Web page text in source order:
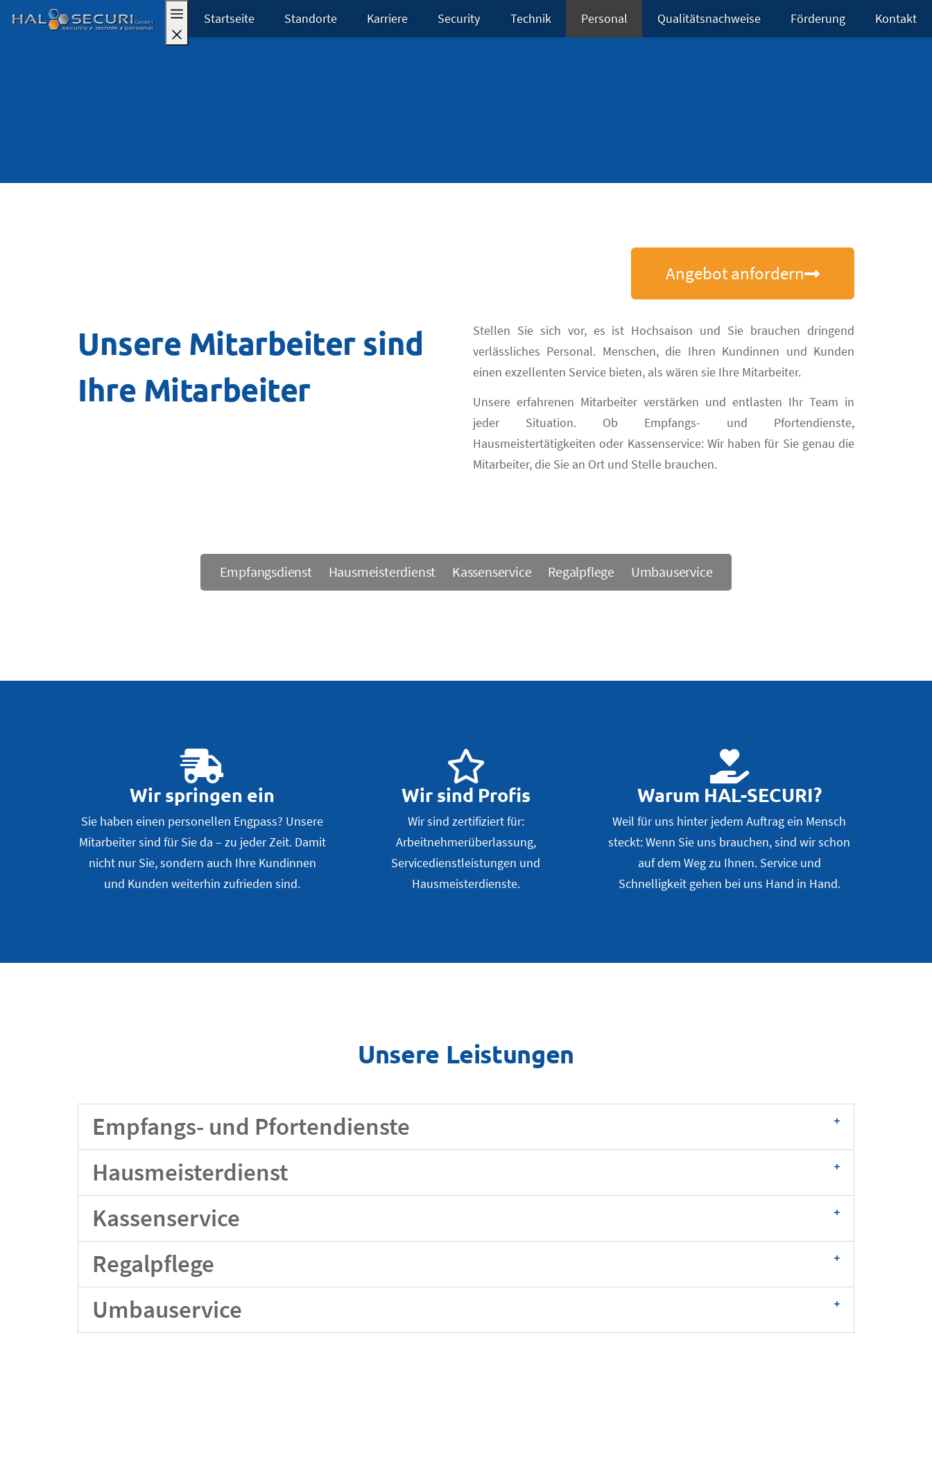
Startseite Standorte Karriere Security Technik Personal Qualitätsnachweise Förderung Kontakt
Angebot anfordern
Unsere Mitarbeiter sind
Ihre Mitarbeiter
Stellen Sie sich vor, es ist Hochsaison und Sie brauchen dringend
verlässliches Personal. Menschen, die Ihren Kundinnen und Kunden
einen exzellenten Service bieten, als wären sie Ihre Mitarbeiter.
Unsere erfahrenen Mitarbeiter verstärken und entlasten Ihr Team in
jeder Situation. Ob Empfangs- und Pfortendienste,
Hausmeistertätigkeiten oder Kassenservice: Wir haben für Sie genau die
Mitarbeiter, die Sie an Ort und Stelle brauchen.
Empfangsdienst Hausmeisterdienst Kassenservice Regalpflege Umbauservice
Wir springen ein
Sie haben einen personellen Engpass? Unsere
Mitarbeiter sind für Sie da – zu jeder Zeit. Damit
nicht nur Sie, sondern auch Ihre Kundinnen
und Kunden weiterhin zufrieden sind.
Wir sind Profis
Wir sind zertifiziert für:
Arbeitnehmerüberlassung,
Servicedienstleistungen und
Hausmeisterdienste.
Warum HAL-SECURI?
Weil für uns hinter jedem Auftrag ein Mensch
steckt: Wenn Sie uns brauchen, sind wir schon
auf dem Weg zu Ihnen. Service und
Schnelligkeit gehen bei uns Hand in Hand.
Unsere Leistungen
Empfangs- und Pfortendienste
Hausmeisterdienst
Kassenservice
Regalpflege
Umbauservice